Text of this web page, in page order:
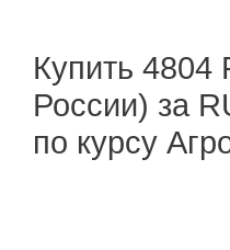
Купить 4804
России) за
по курсу